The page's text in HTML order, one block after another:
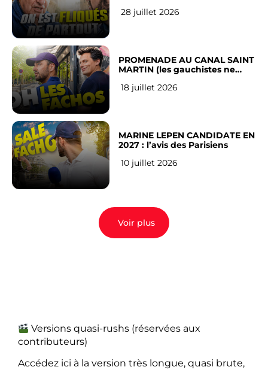
Français
28 juillet 2026
PROMENADE AU CANAL SAINT
MARTIN (les gauchistes ne
18 juillet 2026
MARINE LEPEN CANDIDATE EN
2027 : l’avis des Parisiens
10 juillet 2026
Voir plus
Versions quasi-rushs (réservées aux
contributeurs)
Accédez ici à la version très longue, quasi brute,